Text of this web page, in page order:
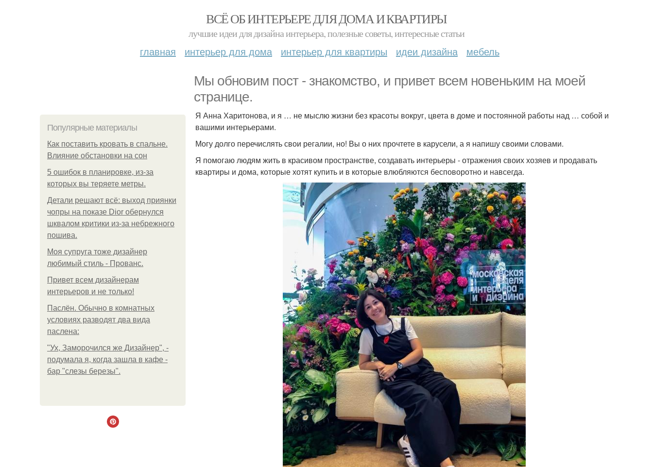
ВСЁ ОБ ИНТЕРЬЕРЕ ДЛЯ ДОМА И КВАРТИРЫ
лучшие идеи для дизайна интерьера, полезные советы, интересные статьи
главная интерьер для дома интерьер для квартиры идеи дизайна мебель
Мы обновим пост - знакомство, и привет всем новеньким на моей
странице.
Популярные материалы
Как поставить кровать в спальне.
Влияние обстановки на сон
5 ошибок в планировке, из-за
которых вы теряете метры.
Детали решают всё: выход приянки
чопры на показе Dior обернулся
шквалом критики из-за небрежного
пошива.
Моя супруга тоже дизайнер
любимый стиль - Прованс.
Привет всем дизайнерам
интерьеров и не только!
Паслён. Обычно в комнатных
условиях разводят два вида
паслена:
"Ух, Заморочился же Дизайнер", -
подумала я, когда зашла в кафе -
бар "слезы березы".
Я Анна Харитонова, и я … не мыслю жизни без красоты вокруг, цвета в доме и постоянной работы над … собой и
вашими интерьерами.
Могу долго перечислять свои регалии, но! Вы о них прочтете в карусели, а я напишу своими словами.
Я помогаю людям жить в красивом пространстве, создавать интерьеры - отражения своих хозяев и продавать
квартиры и дома, которые хотят купить и в которые влюбляются бесповоротно и навсегда.